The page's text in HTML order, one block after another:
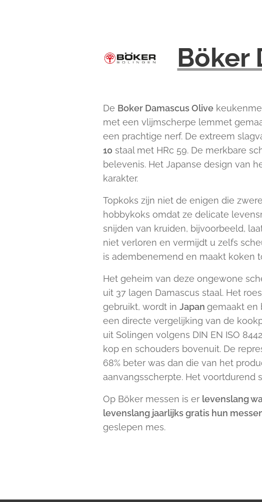
Böker
De Boker Damascus Olive
met een vlijmscherpe lemmet
een prachtige nerf. De extreem
10 staal met HRc 59. De merkbare
belevenis. Het Japanse design van
karakter.
Topkoks zijn niet de enigen die
hobbykoks omdat ze delicate
snijden van kruiden, bijvoorbeeld,
niet verloren en vermijdt u zelfs
is adembenemend en maakt koken
Het geheim van deze ongewone
uit 37 lagen Damascus staal. Het
gebruikt, wordt in Japan gemaakt en
een directe vergelijking van de
uit Solingen volgens DIN EN ISO
kop en schouders bovenuit. De
68% beter was dan die van het
aanvangsscherpte. Het voortdurend
Op Böker messen is er levenslang
levenslang jaarlijks gratis hun
geslepen mes.